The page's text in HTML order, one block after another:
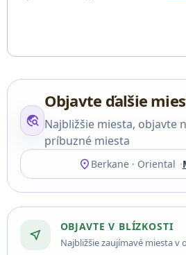
travel_explore
Objavte ďalšie
Najbližšie miesta, objavte
príbuzné miesta
location_on Berkane · Oriental
near_me
OBJAVTE V BLÍZKOSTI
Najbližšie zaujímavé miesta v